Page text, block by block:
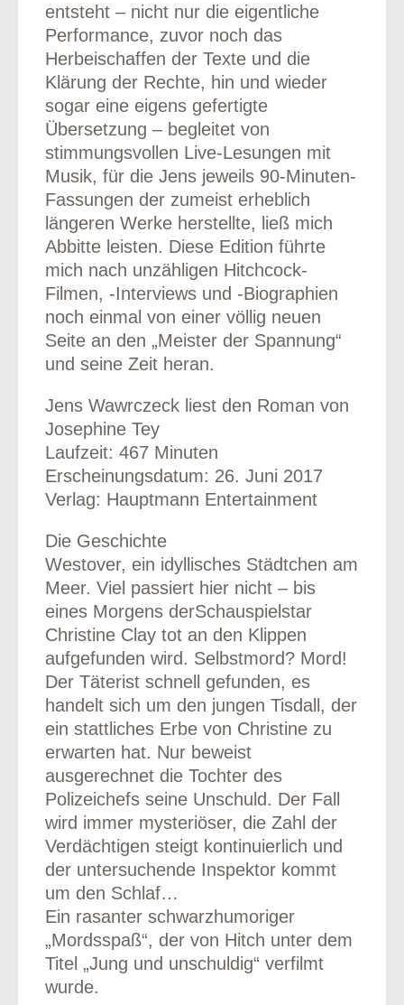
entsteht – nicht nur die eigentliche
Performance, zuvor noch das
Herbeischaffen der Texte und die
Klärung der Rechte, hin und wieder
sogar eine eigens gefertigte
Übersetzung – begleitet von
stimmungsvollen Live-Lesungen mit
Musik, für die Jens jeweils 90-Minuten-
Fassungen der zumeist erheblich
längeren Werke herstellte, ließ mich
Abbitte leisten. Diese Edition führte
mich nach unzähligen Hitchcock-
Filmen, -Interviews und -Biographien
noch einmal von einer völlig neuen
Seite an den „Meister der Spannung“
und seine Zeit heran.
Jens Wawrczeck liest den Roman von
Josephine Tey
Laufzeit: 467 Minuten
Erscheinungsdatum: 26. Juni 2017
Verlag: Hauptmann Entertainment
Die Geschichte
Westover, ein idyllisches Städtchen am
Meer. Viel passiert hier nicht – bis
eines Morgens derSchauspielstar
Christine Clay tot an den Klippen
aufgefunden wird. Selbstmord? Mord!
Der Täterist schnell gefunden, es
handelt sich um den jungen Tisdall, der
ein stattliches Erbe von Christine zu
erwarten hat. Nur beweist
ausgerechnet die Tochter des
Polizeichefs seine Unschuld. Der Fall
wird immer mysteriöser, die Zahl der
Verdächtigen steigt kontinuierlich und
der untersuchende Inspektor kommt
um den Schlaf…
Ein rasanter schwarzhumoriger
„Mordsspaß“, der von Hitch unter dem
Titel „Jung und unschuldig“ verfilmt
wurde.